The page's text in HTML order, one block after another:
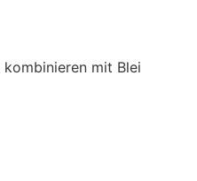
mit Blei